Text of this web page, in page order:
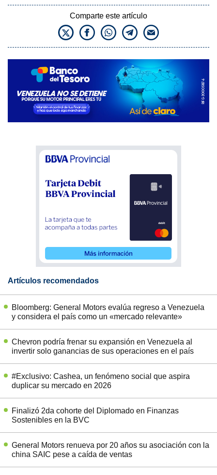
Comparte este artículo
Artículos recomendados
Bloomberg: General Motors evalúa regreso a Venezuela
y considera el país como un «mercado relevante»
Chevron podría frenar su expansión en Venezuela al
invertir solo ganancias de sus operaciones en el país
#Exclusivo: Cashea, un fenómeno social que aspira
duplicar su mercado en 2026
Finalizó 2da cohorte del Diplomado en Finanzas
Sostenibles en la BVC
General Motors renueva por 20 años su asociación con la
china SAIC pese a caída de ventas